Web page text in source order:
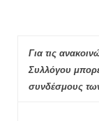
Για τις
Συλλόγου
συνδέσμους